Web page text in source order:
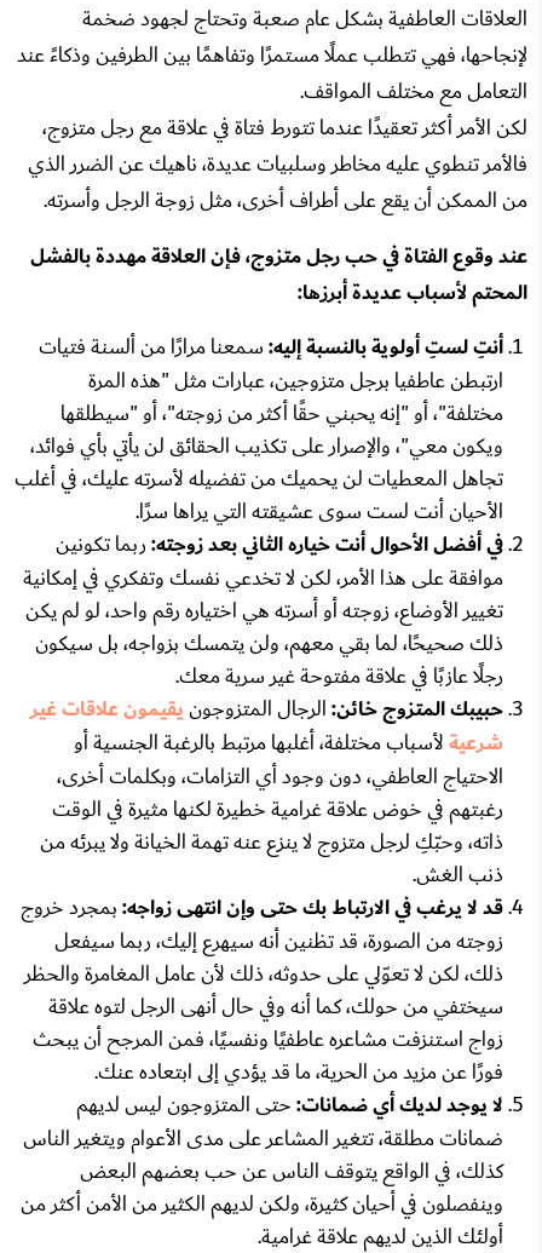
العلاقات العاطفية بشكل عام صعبة وتحتاج لجهود ضخمة
لإنجاحها، فهي تتطلب عملًا مستمرًا وتفاهمًا بين الطرفين وذكاءً عند
التعامل مع مختلف المواقف.
لكن الأمر أكثر تعقيدًا عندما تتورط فتاة في علاقة مع رجل متزوج،
فالأمر تنطوي عليه مخاطر وسلبيات عديدة، ناهيك عن الضرر الذي
من الممكن أن يقع على أطراف أخرى، مثل زوجة الرجل وأسرته.
عند وقوع الفتاة في حب رجل متزوج، فإن العلاقة مهددة بالفشل
المحتم لأسباب عديدة أبرزها:
أنتِ لستِ أولوية بالنسبة إليه:سمعنا مرارًا من ألسنة فتيات
ارتبطن عاطفيا برجل متزوجين، عبارات مثل "هذه المرة
مختلفة"، أو "إنه يحبني حقًا أكثر من زوجته"، أو "سيطلقها
ويكون معي"، والإصرار على تكذيب الحقائق لن يأتي بأي فوائد،
تجاهل المعطيات لن يحميك من تفضيله لأسرته عليك، في أغلب
الأحيان أنت لست سوى عشيقته التي يراها سرًا.
في أفضل الأحوال أنت خياره الثاني بعد زوجته:ربما تكونين
موافقة على هذا الأمر، لكن لا تخدعي نفسك وتفكري في إمكانية
تغيير الأوضاع، زوجته أو أسرته هي اختياره رقم واحد، لو لم يكن
ذلك صحيحًا، لما بقي معهم، ولن يتمسك بزواجه، بل سيكون
رجلًا عازبًا في علاقة مفتوحة غير سرية معك.
حبيبك المتزوج خائن:الرجال المتزوجونيقيمون علاقات غير
شرعيةلأسباب مختلفة، أغلبها مرتبط بالرغبة الجنسية أو
الاحتياج العاطفي، دون وجود أي التزامات، وبكلمات أخرى،
رغبتهم في خوض علاقة غرامية خطيرة لكنها مثيرة في الوقت
ذاته، وحبّكِ لرجل متزوج لا ينزع عنه تهمة الخيانة ولا يبرئه من
ذنب الغش.
قد لا يرغب في الارتباط بك حتى وإن انتهى زواجه:بمجرد خروج
زوجته من الصورة، قد تظنين أنه سيهرع إليك، ربما سيفعل
ذلك، لكن لا تعوّلي على حدوثه، ذلك لأن عامل المغامرة والحظر
سيختفي من حولك، كما أنه وفي حال أنهى الرجل لتوه علاقة
زواج استنزفت مشاعره عاطفيًا ونفسيًا، فمن المرجح أن يبحث
فورًا عن مزيد من الحرية، ما قد يؤدي إلى ابتعاده عنك.
لا يوجد لديك أي ضمانات:حتى المتزوجون ليس لديهم
ضمانات مطلقة، تتغير المشاعر على مدى الأعوام ويتغير الناس
كذلك، في الواقع يتوقف الناس عن حب بعضهم البعض
وينفصلون في أحيان كثيرة، ولكن لديهم الكثير من الأمن أكثر من
أولئك الذين لديهم علاقة غرامية.